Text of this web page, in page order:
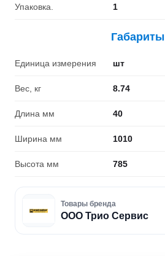
Упаковка. 1
Габариты
Единица измерения шт
Вес, кг 8.74
Длина мм 40
Ширина мм 1010
Высота мм 785
Товары бренда
ООО Трио Сервис